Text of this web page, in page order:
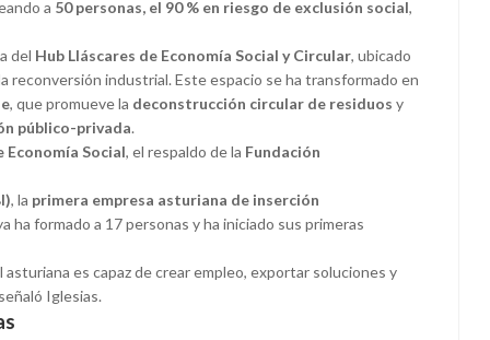
a 50 personas, el 90 % en riesgo de exclusión social,
del Hub Lláscares de Economía Social y Circular, ubicado
reconversión industrial. Este espacio se ha transformado en
, que promueve la deconstrucción circular de residuos y
público-privada.
Economía Social, el respaldo de la Fundación
, la primera empresa asturiana de inserción
ha formado a 17 personas y ha iniciado sus primeras
es capaz de crear empleo, exportar soluciones y
Iglesias.